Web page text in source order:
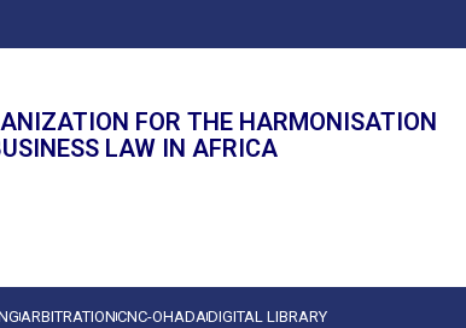
FOR THE HARMONISATION
LAW IN AFRICA
ARBITRATIONCNC-OHADADIGITAL LIBRARY